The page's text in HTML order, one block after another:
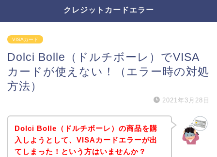
クレジットカードエラー
VISAカード
Dolci Bolle（ドルチボーレ）でVISA
カードが使えない！（エラー時の対処
方法）
2021年3月28日
Dolci Bolle（ドルチボーレ）の商品を購
入しようとして、VISAカードエラーが出
てしまった！という方はいませんか？